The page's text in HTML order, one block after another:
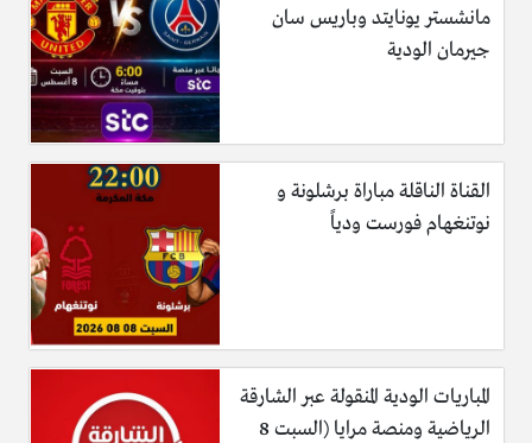
مانشستر يونايتد وباريس سان
جيرمان الودية
القناة الناقلة مباراة برشلونة و
نوتنغهام فورست ودياً
المباريات الودية المنقولة عبر الشارقة
الرياضية ومنصة مرايا (السبت 8